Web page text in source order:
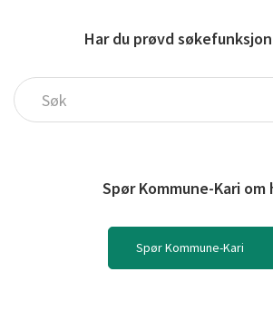
Har du prøvd
Spør Kommune-Kari om
Spør Kommune-Kari